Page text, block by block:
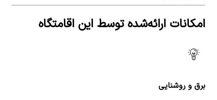
امکانات ارائه‌شده توسط این اقامتگاه
برق و روشنایی